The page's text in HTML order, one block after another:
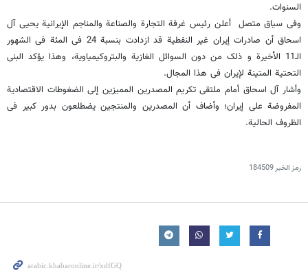
السنوات.
وفی سیاق متصل أعلن رئیس غرفة التجارة والصناعة والمناجم الإیرانیة یحیی آل
اسحاق أن صادرات إیران غیر النفطیة قد ازدادت بنسبة 24 فی المئة فی الشهور
الـ11 الأخیرة و ذلک من دون السوائل الغازیة والبتروکیمیاویة، وهذا یؤکد البنى
التحتیة المتینة لإیران فی هذا المجال.
وأشار آل اسحاق أمام ملتقى تکریم المصدرین الممیزین إلى الضغوطات الاقتصادیة‌
المفروضة على إیران؛ وأضاف أن المصدرین والمنتجین یضطلعون بدور کبیر فی
الظروف الحالیة.
رمز الخبر184509